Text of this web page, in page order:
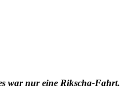
war nur eine Rikscha-Fahrt.